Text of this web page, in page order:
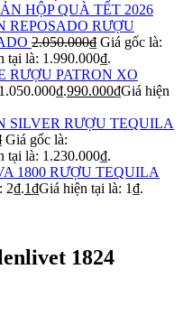
HỘP QUÀ TẾT 2026
RƯỢU
2.050.000₫ Giá gốc là:
tại là: 1.990.000₫.
RƯỢU PATRON XO
990.000₫Giá hiện
RƯỢU TEQUILA
Giá gốc là:
tại là: 1.230.000₫.
RƯỢU TEQUILA
2₫.1₫Giá hiện tại là: 1₫.
1824